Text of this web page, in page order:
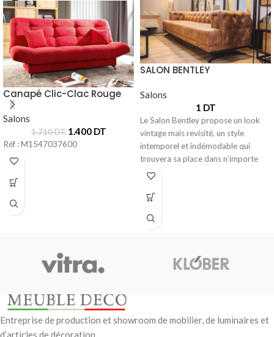
Canapé Clic-Clac Rouge
Salons
1.710DT 1.400 DT
Réf : M1547037600
SALON BENTLEY
Salons
1 DT
Le Salon Bentley propose un look
vintage mais revisité, un style
intemporel et indémodable qui
trouvera sa place dans n’importe
Entreprise de production et showroom de mobilier, de luminaires et
d’articles de décoration